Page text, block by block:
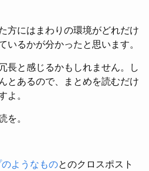
方にはまわりの環境がどれだけ
いるかが分かったと思います。
長と感じるかもしれません。し
とあるので、まとめを読むだけ
よ。
を。
ようなものとのクロスポスト